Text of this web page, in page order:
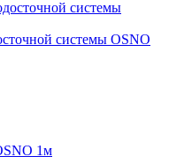
системы OSNO